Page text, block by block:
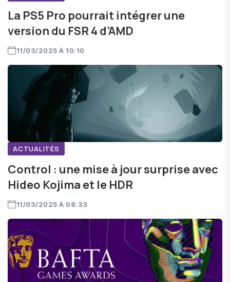
La PS5 Pro pourrait intégrer une
version du FSR 4 d’AMD
11/03/2025 À 10:10
ACTUALITÉS
Control : une mise à jour surprise avec
Hideo Kojima et le HDR
11/03/2025 À 08:33